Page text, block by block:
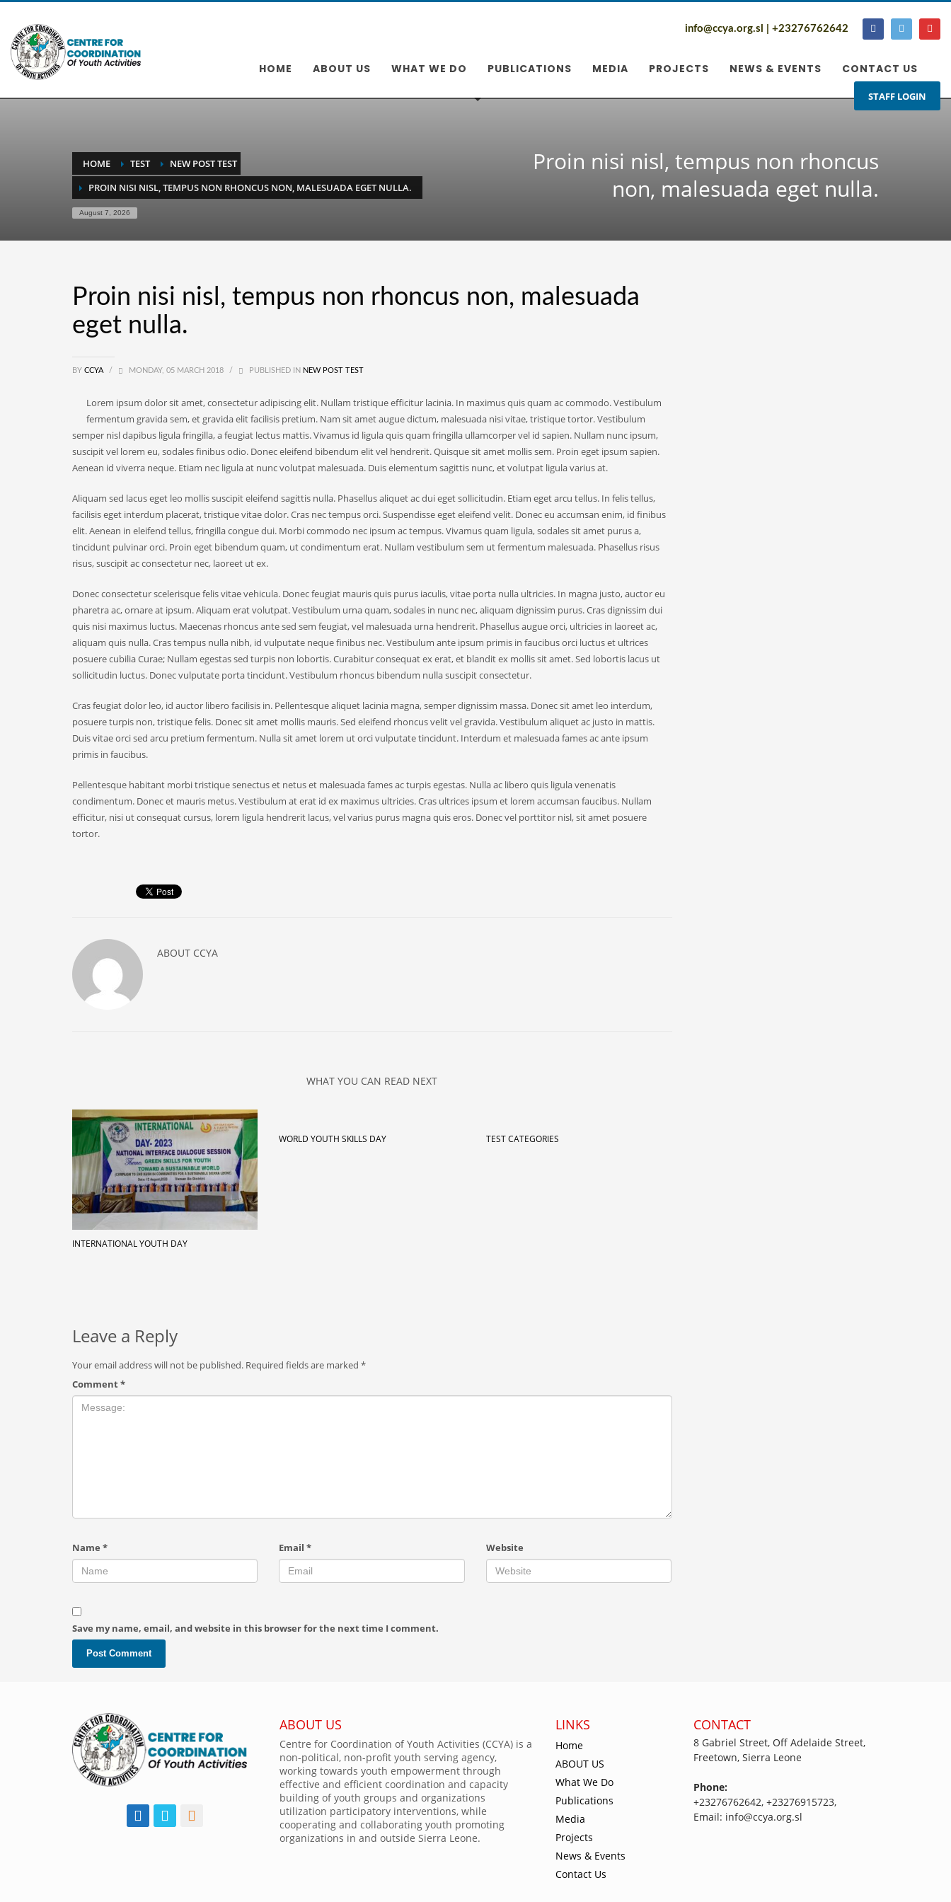
info@ccya.org.sl | +23276762642
HOME ABOUT US WHAT WE DO PUBLICATIONS MEDIA PROJECTS NEWS & EVENTS CONTACT US
STAFF LOGIN
HOME TEST
NEW POST TEST
PROIN NISI NISL, TEMPUS NON RHONCUS NON, MALESUADA EGET NULLA.
August 7, 2026
Proin nisi nisl, tempus non rhoncus
non, malesuada eget nulla.
Proin nisi nisl, tempus non rhoncus non, malesuada
eget nulla.
BY CCYA / MONDAY, 05 MARCH 2018 / PUBLISHED IN NEW POST TEST
Lorem ipsum dolor sit amet, consectetur adipiscing elit. Nullam tristique efficitur lacinia. In maximus quis quam ac commodo. Vestibulum
fermentum gravida sem, et gravida elit facilisis pretium. Nam sit amet augue dictum, malesuada nisi vitae, tristique tortor. Vestibulum
semper nisl dapibus ligula fringilla, a feugiat lectus mattis. Vivamus id ligula quis quam fringilla ullamcorper vel id sapien. Nullam nunc ipsum,
suscipit vel lorem eu, sodales finibus odio. Donec eleifend bibendum elit vel hendrerit. Quisque sit amet mollis sem. Proin eget ipsum sapien.
Aenean id viverra neque. Etiam nec ligula at nunc volutpat malesuada. Duis elementum sagittis nunc, et volutpat ligula varius at.
Aliquam sed lacus eget leo mollis suscipit eleifend sagittis nulla. Phasellus aliquet ac dui eget sollicitudin. Etiam eget arcu tellus. In felis tellus,
facilisis eget interdum placerat, tristique vitae dolor. Cras nec tempus orci. Suspendisse eget eleifend velit. Donec eu accumsan enim, id finibus
elit. Aenean in eleifend tellus, fringilla congue dui. Morbi commodo nec ipsum ac tempus. Vivamus quam ligula, sodales sit amet purus a,
tincidunt pulvinar orci. Proin eget bibendum quam, ut condimentum erat. Nullam vestibulum sem ut fermentum malesuada. Phasellus risus
risus, suscipit ac consectetur nec, laoreet ut ex.
Donec consectetur scelerisque felis vitae vehicula. Donec feugiat mauris quis purus iaculis, vitae porta nulla ultricies. In magna justo, auctor eu
pharetra ac, ornare at ipsum. Aliquam erat volutpat. Vestibulum urna quam, sodales in nunc nec, aliquam dignissim purus. Cras dignissim dui
quis nisi maximus luctus. Maecenas rhoncus ante sed sem feugiat, vel malesuada urna hendrerit. Phasellus augue orci, ultricies in laoreet ac,
aliquam quis nulla. Cras tempus nulla nibh, id vulputate neque finibus nec. Vestibulum ante ipsum primis in faucibus orci luctus et ultrices
posuere cubilia Curae; Nullam egestas sed turpis non lobortis. Curabitur consequat ex erat, et blandit ex mollis sit amet. Sed lobortis lacus ut
sollicitudin luctus. Donec vulputate porta tincidunt. Vestibulum rhoncus bibendum nulla suscipit consectetur.
Cras feugiat dolor leo, id auctor libero facilisis in. Pellentesque aliquet lacinia magna, semper dignissim massa. Donec sit amet leo interdum,
posuere turpis non, tristique felis. Donec sit amet mollis mauris. Sed eleifend rhoncus velit vel gravida. Vestibulum aliquet ac justo in mattis.
Duis vitae orci sed arcu pretium fermentum. Nulla sit amet lorem ut orci vulputate tincidunt. Interdum et malesuada fames ac ante ipsum
primis in faucibus.
Pellentesque habitant morbi tristique senectus et netus et malesuada fames ac turpis egestas. Nulla ac libero quis ligula venenatis
condimentum. Donec et mauris metus. Vestibulum at erat id ex maximus ultricies. Cras ultrices ipsum et lorem accumsan faucibus. Nullam
efficitur, nisi ut consequat cursus, lorem ligula hendrerit lacus, vel varius purus magna quis eros. Donec vel porttitor nisl, sit amet posuere
tortor.
ABOUT CCYA
WHAT YOU CAN READ NEXT
INTERNATIONAL YOUTH DAY
WORLD YOUTH SKILLS DAY TEST CATEGORIES
Leave a Reply
Your email address will not be published. Required fields are marked *
Comment*
Name * Email* Website
Save my name, email, and website in this browser for the next time I comment.
ABOUT US
Centre for Coordination of Youth Activities (CCYA) is a
non-political, non-profit youth serving agency,
working towards youth empowerment through
effective and efficient coordination and capacity
building of youth groups and organizations
utilization participatory interventions, while
cooperating and collaborating youth promoting
organizations in and outside Sierra Leone.
LINKS
Home
ABOUT US
What We Do
Publications
Media
Projects
News & Events
Contact Us
CONTACT
8 Gabriel Street, Off Adelaide Street,
Freetown, Sierra Leone
Phone:
+23276762642, +23276915723,
Email: info@ccya.org.sl